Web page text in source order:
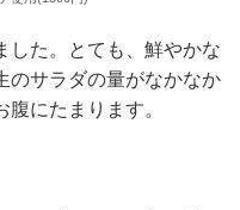
した。とても、鮮やかな
のサラダの量がなかなか
にたまります。